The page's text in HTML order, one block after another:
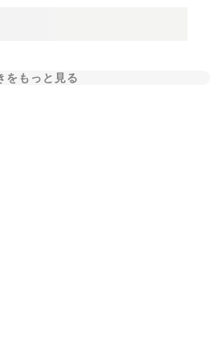
をもっと見る